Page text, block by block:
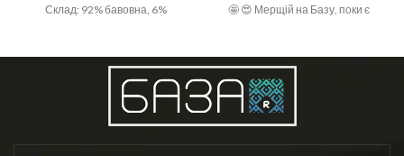
Склад: 92% бавовна, 6%
🤩 😍 Мерщій на Базу, поки є